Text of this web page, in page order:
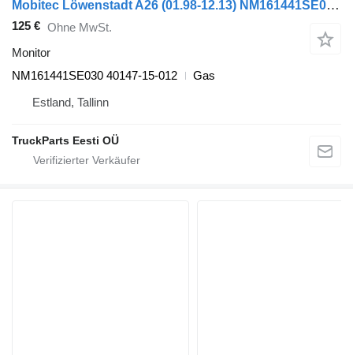
Mobitec Löwenstadt A26 (01.98-12.13) NM161441SE030 Monitor für MAN Lion's bus (1991-)
125 € Ohne MwSt.
Monitor
NM161441SE030 40147-15-012
Gas
Estland, Tallinn
TruckParts Eesti OÜ